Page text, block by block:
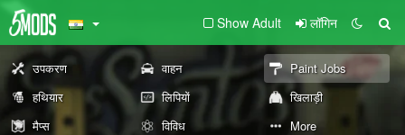
Show Adult लॉगिन
उपकरण वाहन
Paint Jobs
हथियार
लिपियों
खिलाड़ी
मैप्स
विविध More